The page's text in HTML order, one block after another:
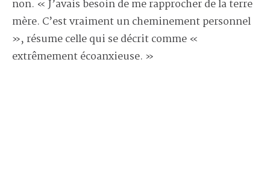
non. « J’avais besoin de me rapprocher de la terre
mère. C’est vraiment un cheminement personnel
», résume celle qui se décrit comme «
extrêmement écoanxieuse. »